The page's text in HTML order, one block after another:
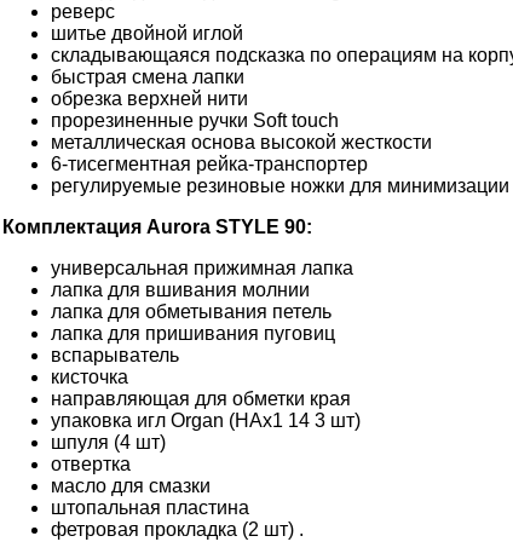
реверс
шитье двойной иглой
складывающаяся подсказка по операциям на
быстрая смена лапки
обрезка верхней нити
прорезиненные ручки Soft touch
металлическая основа высокой жесткости
6-тисегментная рейка-транспортер
регулируемые резиновые ножки для минимизации
Комплектация Aurora STYLE 90:
универсальная прижимная лапка
лапка для вшивания молнии
лапка для обметывания петель
лапка для пришивания пуговиц
вспарыватель
кисточка
направляющая для обметки края
упаковка игл Organ (HAx1 14 3 шт)
шпуля (4 шт)
отвертка
масло для смазки
штопальная пластина
фетровая прокладка (2 шт) .